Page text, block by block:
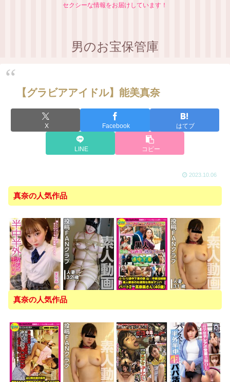
セクシーな情報をお届けしています！
男のお宝保管庫
【グラビアアイドル】能美真奈
X Facebook はてブ
LINE コピー
2023.10.06
真奈の人気作品
真奈の人気作品